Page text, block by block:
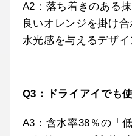
A2：落ち着きのある
良いオレンジを掛け
水光感を与えるデザイ
Q3：ドライアイでも
A3：含水率38％の「